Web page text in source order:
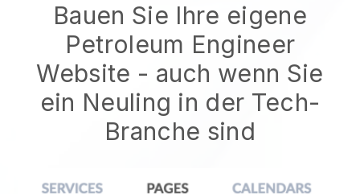
Bauen Sie Ihre eigene
Petroleum Engineer
Website - auch wenn Sie
ein Neuling in der Tech-
Branche sind